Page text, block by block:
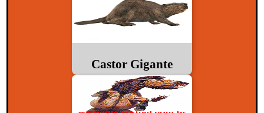
Castor Gigante